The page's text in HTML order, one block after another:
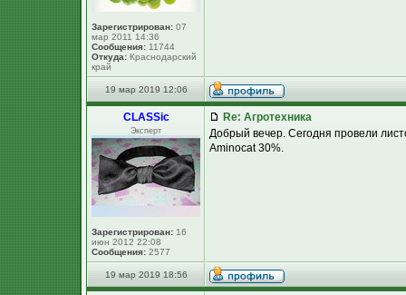
Зарегистрирован: 07
мар 2011 14:36
Сообщения: 11744
Откуда: Краснодарский
край
19 мар 2019 12:06
CLASSic
Эксперт
Зарегистрирован: 16
июн 2012 22:08
Сообщения: 2577
Re: Агротехника
Добрый вечер. Сегодня провели
Aminocat 30%.
19 мар 2019 18:56